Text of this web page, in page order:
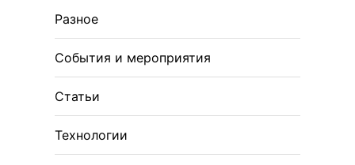
Разное
События и мероприятия
Статьи
Технологии